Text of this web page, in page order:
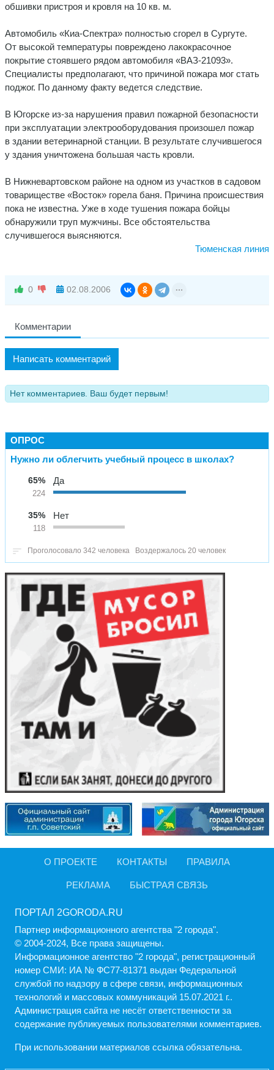
обшивки пристроя и кровля на 10 кв. м.
Автомобиль «Киа-Спектра» полностью сгорел в Сургуте.
От высокой температуры повреждено лакокрасочное
покрытие стоявшего рядом автомобиля «ВАЗ-21093».
Специалисты предполагают, что причиной пожара мог стать
поджог. По данному факту ведется следствие.
В Югорске из-за нарушения правил пожарной безопасности
при эксплуатации электрооборудования произошел пожар
в здании ветеринарной станции. В результате случившегося
у здания уничтожена большая часть кровли.
В Нижневартовском районе на одном из участков в садовом
товариществе «Восток» горела баня. Причина происшествия
пока не известна. Уже в ходе тушения пожара бойцы
обнаружили труп мужчины. Все обстоятельства
случившегося выясняются.
Тюменская линия
0 02.08.2006
Комментарии
Написать комментарий
Нет комментариев. Ваш будет первым!
ОПРОС
Нужно ли облегчить учебный процесс в школах?
65%
224
Да
35%
118
Нет
Проголосовало 342 человека Воздержалось 20 человек
О ПРОЕКТЕ КОНТАКТЫ ПРАВИЛА
РЕКЛАМА БЫСТРАЯ СВЯЗЬ
ПОРТАЛ 2GORODA.RU
Партнер информационного агентства "2 города".
© 2004-2024, Все права защищены.
Информационное агентство "2 города", регистрационный
номер СМИ: ИА № ФС77-81371 выдан Федеральной
службой по надзору в сфере связи, информационных
технологий и массовых коммуникаций 15.07.2021 г..
Администрация cайта не несёт ответственности за
содержание публикуемых пользователями комментариев.
При использовании материалов ссылка обязательна.